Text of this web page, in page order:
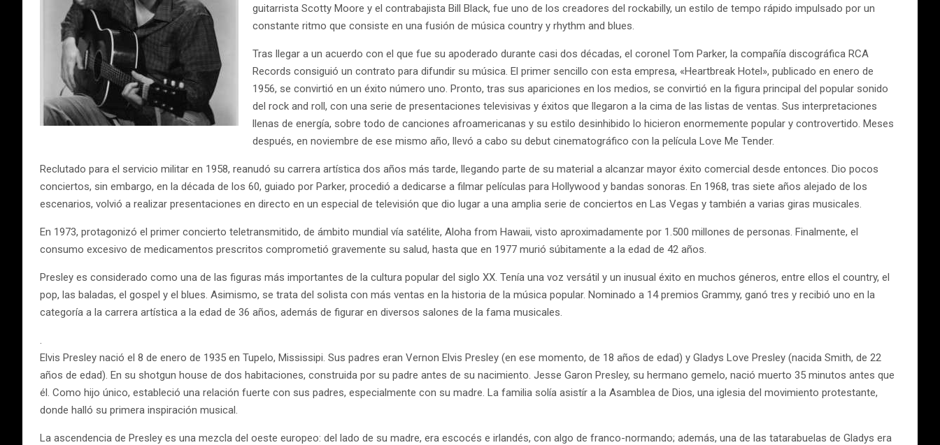
guitarrista Scotty Moore y el contrabajista Bill Black, fue uno de los creadores del rockabilly, un estilo de tempo rápido impulsado por un
constante ritmo que consiste en una fusión de música country y rhythm and blues.
Tras llegar a un acuerdo con el que fue su apoderado durante casi dos décadas, el coronel Tom Parker, la compañía discográfica RCA
Records consiguió un contrato para difundir su música. El primer sencillo con esta empresa, «Heartbreak Hotel», publicado en enero de
1956, se convirtió en un éxito número uno. Pronto, tras sus apariciones en los medios, se convirtió en la figura principal del popular sonido
del rock and roll, con una serie de presentaciones televisivas y éxitos que llegaron a la cima de las listas de ventas. Sus interpretaciones
llenas de energía, sobre todo de canciones afroamericanas y su estilo desinhibido lo hicieron enormemente popular y controvertido. Meses
después, en noviembre de ese mismo año, llevó a cabo su debut cinematográfico con la película Love Me Tender.
Reclutado para el servicio militar en 1958, reanudó su carrera artística dos años más tarde, llegando parte de su material a alcanzar mayor éxito comercial desde entonces. Dio pocos
conciertos, sin embargo, en la década de los 60, guiado por Parker, procedió a dedicarse a filmar películas para Hollywood y bandas sonoras. En 1968, tras siete años alejado de los
escenarios, volvió a realizar presentaciones en directo en un especial de televisión que dio lugar a una amplia serie de conciertos en Las Vegas y también a varias giras musicales.
En 1973, protagonizó el primer concierto teletransmitido, de ámbito mundial vía satélite, Aloha from Hawaii, visto aproximadamente por 1.500 millones de personas. Finalmente, el
consumo excesivo de medicamentos prescritos comprometió gravemente su salud, hasta que en 1977 murió súbitamente a la edad de 42 años.
Presley es considerado como una de las figuras más importantes de la cultura popular del siglo XX. Tenía una voz versátil y un inusual éxito en muchos géneros, entre ellos el country, el
pop, las baladas, el gospel y el blues. Asimismo, se trata del solista con más ventas en la historia de la música popular. Nominado a 14 premios Grammy, ganó tres y recibió uno en la
categoría a la carrera artística a la edad de 36 años, además de figurar en diversos salones de la fama musicales.
.
Elvis Presley nació el 8 de enero de 1935 en Tupelo, Mississipi. Sus padres eran Vernon Elvis Presley (en ese momento, de 18 años de edad) y Gladys Love Presley (nacida Smith, de 22
años de edad). En su shotgun house de dos habitaciones, construida por su padre antes de su nacimiento. Jesse Garon Presley, su hermano gemelo, nació muerto 35 minutos antes que
él. Como hijo único, estableció una relación fuerte con sus padres, especialmente con su madre. La familia solía asistír a la Asamblea de Dios, una iglesia del movimiento protestante,
donde halló su primera inspiración musical.
La ascendencia de Presley es una mezcla del oeste europeo: del lado de su madre, era escocés e irlandés, con algo de franco-normando; además, una de las tatarabuelas de Gladys era